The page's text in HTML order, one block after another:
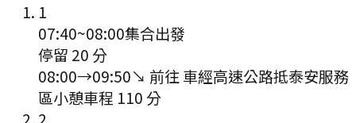
1
07:40~08:00集合出發
停留 20 分
08:00→09:50↘ 前往 車經高速公路抵泰安服務
區小憩車程 110 分
2